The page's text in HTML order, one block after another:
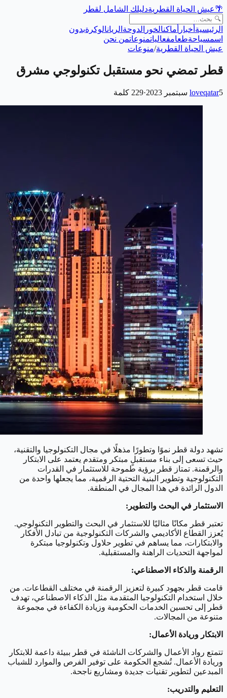
🌴عيش الحياة القطريةدليلك الشامل لقطر
الرئيسية أخبار أماكنالخور الدوحة الريانالوكرةبدون
اسمسياحةطعامفعالياتمنوعاتمن نحن
عيش الحياة القطرية/منوعات
قطر تمضي نحو مستقبل تكنولوجي مشرق
loveqatar5 سبتمبر 2023 ·
229 كلمة
تشهد دولة قطر نموًا وتطورًا مذهلًا في مجال التكنولوجيا والتقنية،
حيث تسعى إلى بناء مستقبلٍ مبتكر ومتقدم يعتمد على الابتكار
والرقمنة. تمتاز قطر برؤية طموحة للاستثمار في القدرات
التكنولوجية وتطوير البنية التحتية الرقمية، مما يجعلها واحدة من
الدول الرائدة في هذا المجال في المنطقة.
الاستثمار في البحث والتطوير:
تعتبر قطر مكانًا مثاليًا للاستثمار في البحث والتطوير التكنولوجي.
يُعزز القطاع الأكاديمي والشركات التكنولوجية من تبادل الأفكار
والابتكارات، مما يساهم في تطوير حلاول وتكنولوجيا مبتكرة
لمواجهة التحديات الراهنة والمستقبلية.
الرقمنة والذكاء الاصطناعي:
قامت قطر بجهود كبيرة لتعزيز الرقمنة في مختلف القطاعات. من
خلال استخدام التكنولوجيا المتقدمة مثل الذكاء الاصطناعي، تهدف
قطر إلى تحسين الخدمات الحكومية وزيادة الكفاءة في مجموعة
متنوعة من المجالات.
الابتكار وريادة الأعمال:
تتمتع رواد الأعمال والشركات الناشئة في قطر ببيئة داعمة للابتكار
وريادة الأعمال. تُشجع الحكومة على توفير الفرص والموارد للشباب
المبدعين لتطوير تقنيات جديدة ومشاريع ناجحة.
التعليم والتدريب: